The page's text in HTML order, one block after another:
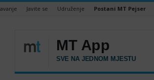
Javite se Udruženje Postani MT Pejser